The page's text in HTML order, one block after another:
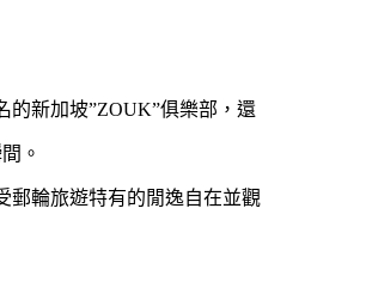
的新加坡”ZOUK”俱樂部，還
。
郵輪旅遊特有的閒逸自在並觀